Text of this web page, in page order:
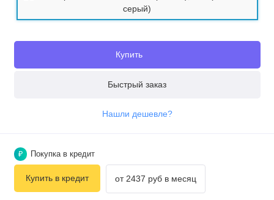
Купить
Быстрый заказ
Нашли дешевле?
₽ Покупка в кредит
Купить в кредит от 2437 руб в месяц